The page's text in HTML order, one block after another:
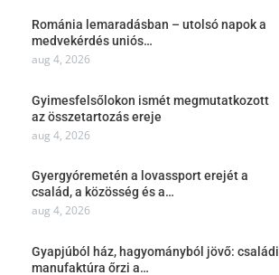
Románia lemaradásban – utolsó napok a
medvekérdés uniós…
aug 4, 2026
Gyimesfelsőlokon ismét megmutatkozott
az összetartozás ereje
aug 4, 2026
Gyergyóremetén a lovassport erejét a
család, a közösség és a…
aug 4, 2026
Gyapjúból ház, hagyományból jövő: családi
manufaktúra őrzi a…